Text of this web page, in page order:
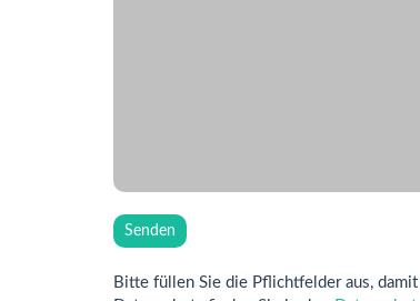
Bitte füllen Sie die Pflichtfelder aus,